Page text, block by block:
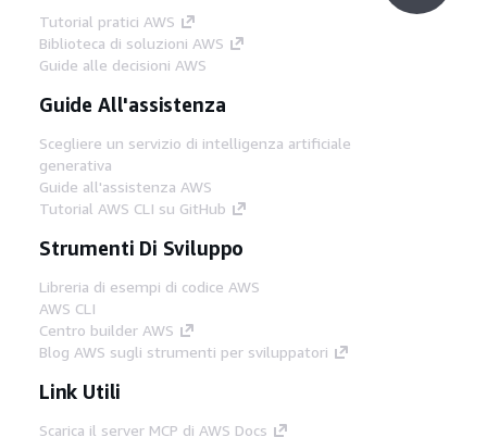
Tutorial pratici AWS
Biblioteca di soluzioni AWS
Guide alle decisioni AWS
Guide All'assistenza
Scegliere un servizio di intelligenza artificiale
generativa
Guide all'assistenza AWS
Tutorial AWS CLI su GitHub
Strumenti Di Sviluppo
Libreria di esempi di codice AWS
AWS CLI
Centro builder AWS
Blog AWS sugli strumenti per sviluppatori
Link Utili
Scarica il server MCP di AWS Docs